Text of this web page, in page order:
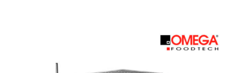
Promoción
Nuevo